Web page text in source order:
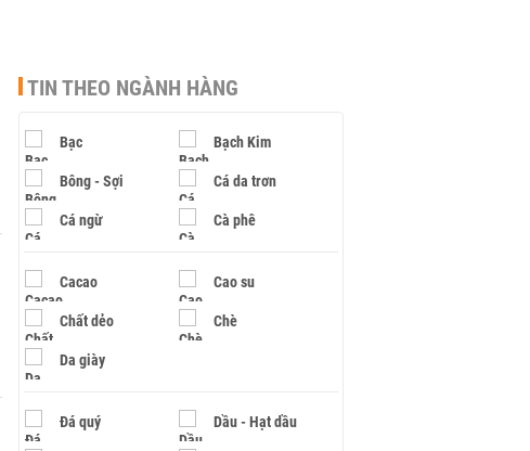
TIN THEO NGÀNH HÀNG
Bạc Bạch Kim
Bông - Sợi Cá da trơn
Cá ngừ Cà phê
Cacao Cao su
Chất dẻo Chè
Da giày
Đá quý Dầu - Hạt dầu